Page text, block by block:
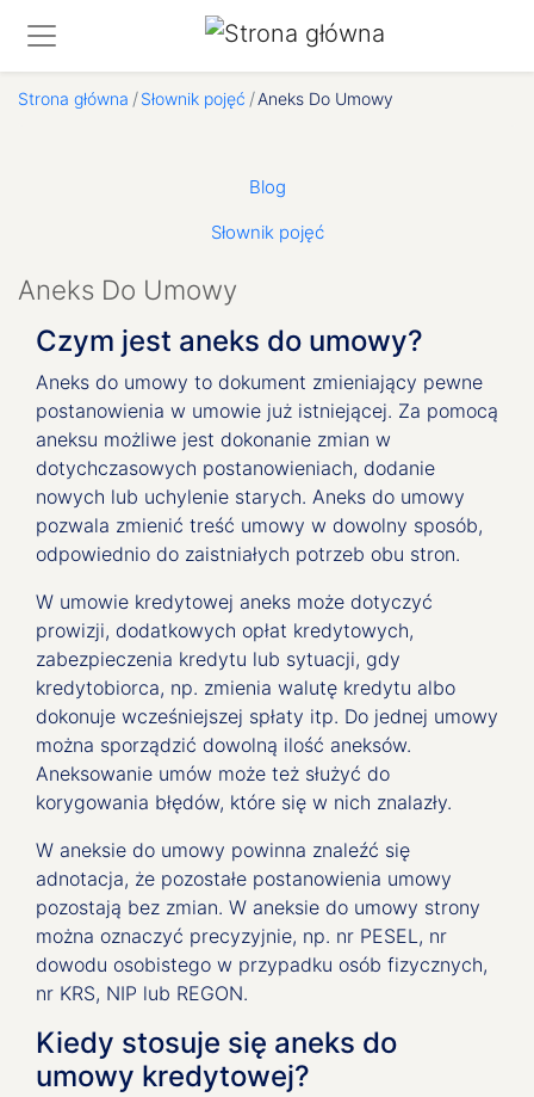
Strona główna Słownik pojęć Aneks Do Umowy
Aneks Do Umowy
Czym jest aneks do umowy?
Aneks do umowy to dokument zmieniający pewne
postanowienia w umowie już istniejącej. Za pomocą
aneksu możliwe jest dokonanie zmian w
dotychczasowych postanowieniach, dodanie
nowych lub uchylenie starych. Aneks do umowy
pozwala zmienić treść umowy w dowolny sposób,
odpowiednio do zaistniałych potrzeb obu stron.
W umowie kredytowej aneks może dotyczyć
prowizji, dodatkowych opłat kredytowych,
zabezpieczenia kredytu lub sytuacji, gdy
kredytobiorca, np. zmienia walutę kredytu albo
dokonuje wcześniejszej spłaty itp. Do jednej umowy
można sporządzić dowolną ilość aneksów.
Aneksowanie umów może też służyć do
korygowania błędów, które się w nich znalazły.
W aneksie do umowy powinna znaleźć się
adnotacja, że pozostałe postanowienia umowy
pozostają bez zmian. W aneksie do umowy strony
można oznaczyć precyzyjnie, np. nr PESEL, nr
dowodu osobistego w przypadku osób fizycznych,
nr KRS, NIP lub REGON.
Kiedy stosuje się aneks do
umowy kredytowej?
Second level menu: O Nas
Blog
Słownik pojęć